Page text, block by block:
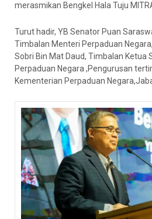
merasmikan Bengkel Hala Tuju
Turut hadir, YB Senator Puan
Timbalan Menteri Perpaduan
Sobri Bin Mat Daud, Timbalan Ketua
Perpaduan Negara ,Pengurusan
Kementerian Perpaduan